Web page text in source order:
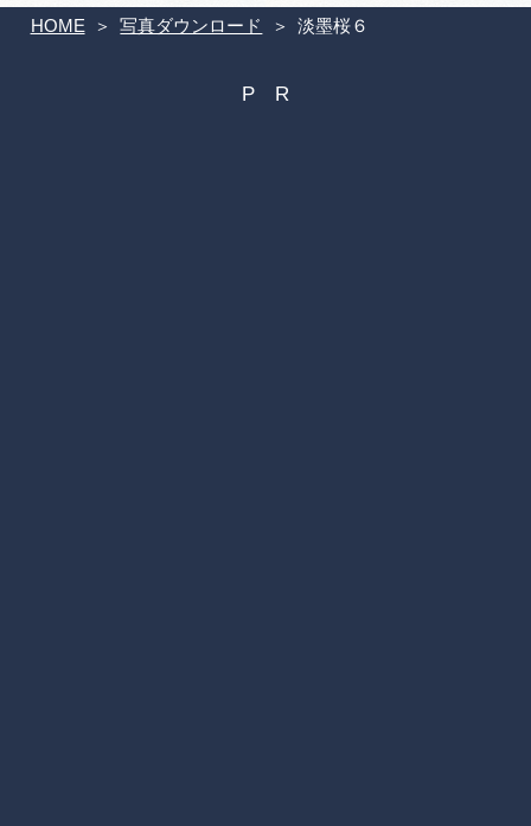
HOME 写真ダウンロード 淡墨桜６